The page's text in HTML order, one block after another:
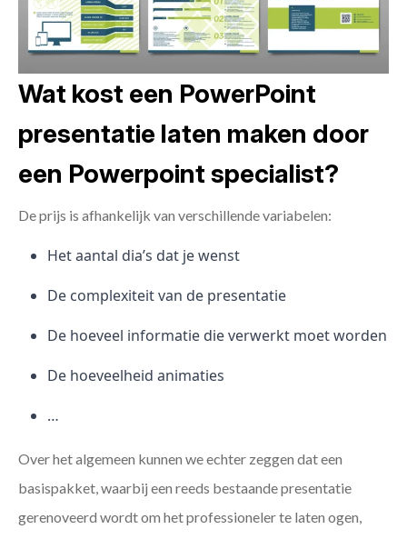
Wat kost een PowerPoint
presentatie laten maken door
een Powerpoint specialist?
De prijs is afhankelijk van verschillende variabelen:
Het aantal dia’s dat je wenst
De complexiteit van de presentatie
De hoeveel informatie die verwerkt moet worden
De hoeveelheid animaties
…
Over het algemeen kunnen we echter zeggen dat een
basispakket, waarbij een reeds bestaande presentatie
gerenoveerd wordt om het professioneler te laten ogen,